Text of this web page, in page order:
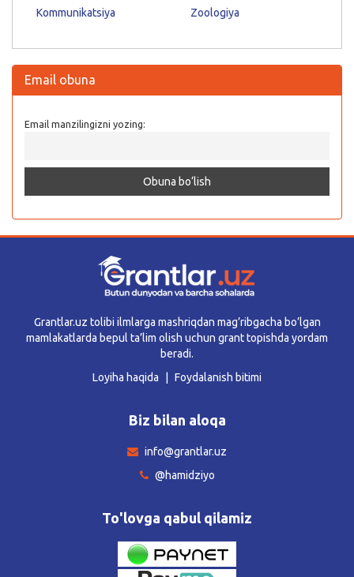
Kommunikatsiya
Zoologiya
Email obuna
Email manzilingizni yozing:
Grantlar.uz tolibi ilmlarga mashriqdan mag’ribgacha bo’lgan
mamlakatlarda bepul ta’lim olish uchun grant topishda yordam
beradi.
Loyiha haqida
Foydalanish bitimi
Biz bilan aloqa
info@grantlar.uz
@hamidziyo
To'lovga qabul qilamiz